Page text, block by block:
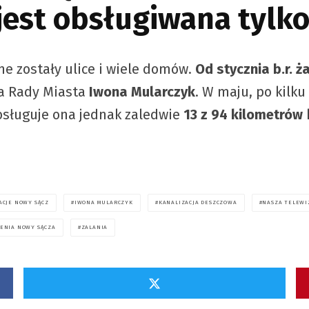
obsługiwana
zostały ulice i wiele domów. Od stycznia b.r.
Rady Miasta Iwona Mularczyk. W maju, po
ona jednak zaledwie 13 z 94 kilometrów
NOWY SĄCZ IWONA MULARCZYK KANALIZACJA DESZCZOWA NASZA
NOWY SĄCZA ZALANIA